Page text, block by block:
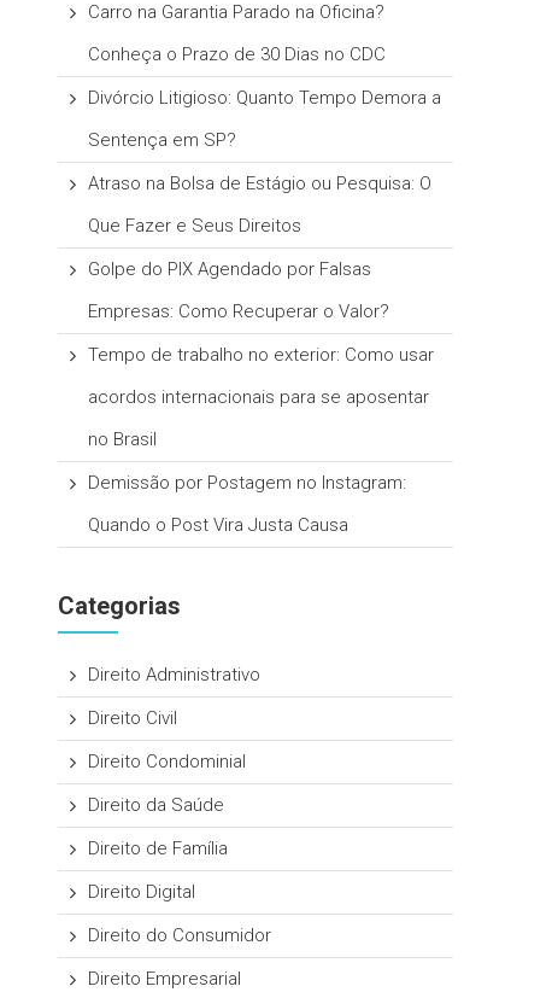
Carro na Garantia Parado na Oficina?
Conheça o Prazo de 30 Dias no CDC
Divórcio Litigioso: Quanto Tempo Demora a
Sentença em SP?
Atraso na Bolsa de Estágio ou Pesquisa: O
Que Fazer e Seus Direitos
Golpe do PIX Agendado por Falsas
Empresas: Como Recuperar o Valor?
Tempo de trabalho no exterior: Como usar
acordos internacionais para se aposentar
no Brasil
Demissão por Postagem no Instagram:
Quando o Post Vira Justa Causa
Categorias
Direito Administrativo
Direito Civil
Direito Condominial
Direito da Saúde
Direito de Família
Direito Digital
Direito do Consumidor
Direito Empresarial